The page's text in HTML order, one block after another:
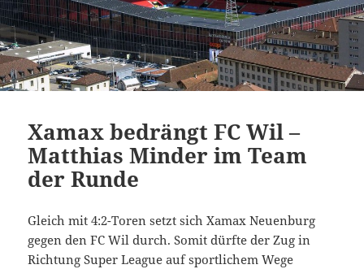
Xamax bedrängt FC Wil –
Matthias Minder im Team
der Runde
Gleich mit 4:2-Toren setzt sich Xamax Neuenburg
gegen den FC Wil durch. Somit dürfte der Zug in
Richtung Super League auf sportlichem Wege